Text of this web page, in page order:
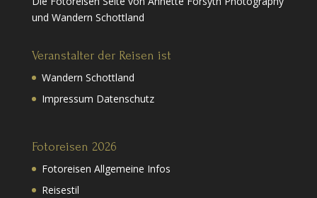
und Wandern Schottland
Veranstalter der Reisen ist
Wandern Schottland
Impressum Datenschutz
Fotoreisen 2026
Fotoreisen Allgemeine Infos
Reisestil